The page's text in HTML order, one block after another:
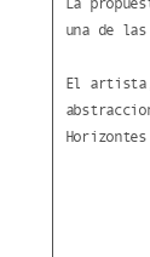
una de
El artista,